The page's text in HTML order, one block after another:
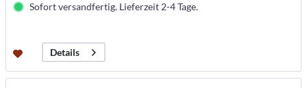
Sofort versandfertig. Lieferzeit 2-4 Tage.
Details